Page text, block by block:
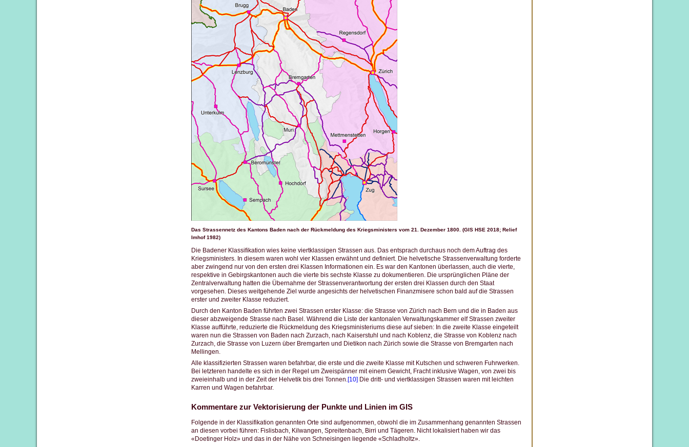
Das Strassennetz des Kantons Baden nach der Rückmeldung des Kriegsministers vom 21. Dezember 1800. (GIS HSE 2018; Relief
Imhof 1982)
Die Badener Klassifikation wies keine viertklassigen Strassen aus. Das entsprach durchaus noch dem Auftrag des
Kriegsministers. In diesem waren wohl vier Klassen erwähnt und definiert. Die helvetische Strassenverwaltung forderte
aber zwingend nur von den ersten drei Klassen Informationen ein. Es war den Kantonen überlassen, auch die vierte,
respektive in Gebirgskantonen auch die vierte bis sechste Klasse zu dokumentieren. Die ursprünglichen Pläne der
Zentralverwaltung hatten die Übernahme der Strassenverantwortung der ersten drei Klassen durch den Staat
vorgesehen. Dieses weitgehende Ziel wurde angesichts der helvetischen Finanzmisere schon bald auf die Strassen
erster und zweiter Klasse reduziert.
Durch den Kanton Baden führten zwei Strassen erster Klasse: die Strasse von Zürich nach Bern und die in Baden aus
dieser abzweigende Strasse nach Basel. Während die Liste der kantonalen Verwaltungskammer elf Strassen zweiter
Klasse aufführte, reduzierte die Rückmeldung des Kriegsministeriums diese auf sieben: In die zweite Klasse eingeteilt
waren nun die Strassen von Baden nach Zurzach, nach Kaiserstuhl und nach Koblenz, die Strasse von Koblenz nach
Zurzach, die Strasse von Luzern über Bremgarten und Dietikon nach Zürich sowie die Strasse von Bremgarten nach
Mellingen.
Alle klassifizierten Strassen waren befahrbar, die erste und die zweite Klasse mit Kutschen und schweren Fuhrwerken.
Bei letzteren handelte es sich in der Regel um Zweispänner mit einem Gewicht, Fracht inklusive Wagen, von zwei bis
zweieinhalb und in der Zeit der Helvetik bis drei Tonnen. [10]Die dritt- und viertklassigen Strassen waren mit leichten
Karren und Wagen befahrbar.
Kommentare zur Vektorisierung der Punkte und Linien im GIS
Folgende in der Klassifikation genannten Orte sind aufgenommen, obwohl die im Zusammenhang genannten Strassen
an diesen vorbei führen: Fislisbach, Kilwangen, Spreitenbach, Birri und Tägeren. Nicht lokalisiert haben wir das
«Doetinger Holz» und das in der Nähe von Schneisingen liegende «Schladholtz».